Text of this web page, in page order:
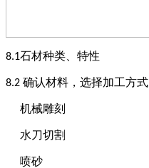
8.1石材种类、特性
8.2 确认材料，选择加工方式
机械雕刻
水刀切割
喷砂